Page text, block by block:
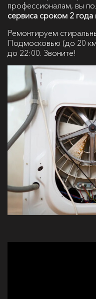
профессионалам, вы
сервиса сроком 2 года
Ремонтируем
Подмосковью (до 20
до 22:00. Звоните!